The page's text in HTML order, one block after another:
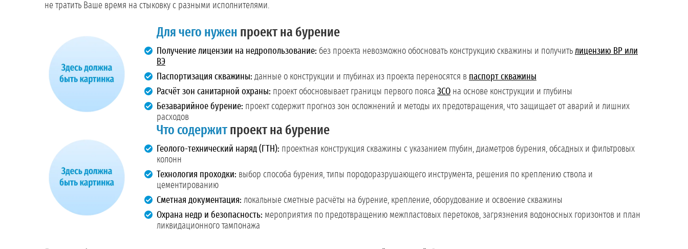
не тратить Ваше время на стыковку с разными исполнителями.
Для чего нужен проект на бурение
Получение лицензии на недропользование: без проекта невозможно обосновать конструкцию скважины и получить лицензию ВР или
ВЭ
Паспортизация скважины: данные о конструкции и глубинах из проекта переносятся в паспорт скважины
Расчёт зон санитарной охраны: проект обосновывает границы первого пояса ЗСО на основе конструкции и глубины
Безаварийное бурение: проект содержит прогноз зон осложнений и методы их предотвращения, что защищает от аварий и лишних
расходов
Что содержит проект на бурение
Геолого-технический наряд (ГТН): проектная конструкция скважины с указанием глубин, диаметров бурения, обсадных и фильтровых
колонн
Технология проходки: выбор способа бурения, типы породоразрушающего инструмента, решения по креплению ствола и
цементированию
Сметная документация: локальные сметные расчёты на бурение, крепление, оборудование и освоение скважины
Охрана недр и безопасность: мероприятия по предотвращению межпластовых перетоков, загрязнения водоносных горизонтов и план
ликвидационного тампонажа